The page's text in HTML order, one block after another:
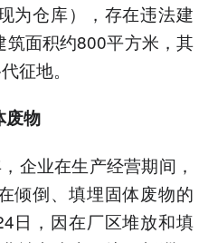
为仓库），存在违法建
面积约800平方米，其
征地。
废物
企业在生产经营期间，
倾倒、填埋固体废物的
日，因在厂区堆放和填